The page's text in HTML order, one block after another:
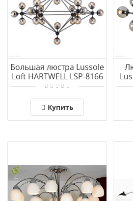
Большая люстра Lussole
Loft HARTWELL LSP-8166
Купить